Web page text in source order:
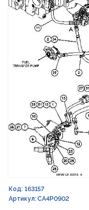
Код: 163157
Артикул: CA4P0902